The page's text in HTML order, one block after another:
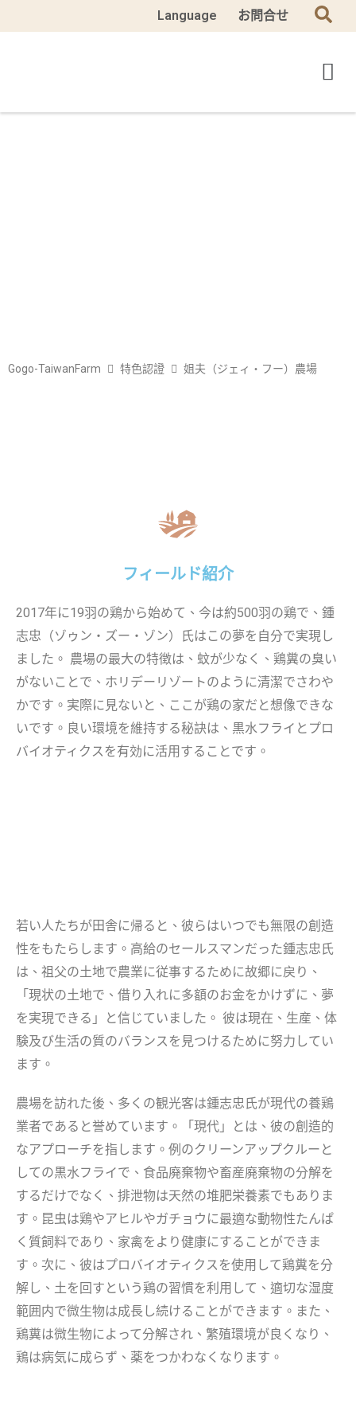
Language お問合せ
Gogo-TaiwanFarm 特色認證 姐夫（ジェィ・フー）農場
フィールド紹介
2017年に19羽の鶏から始めて、今は約500羽の鶏で、鍾
志忠（ゾゥン・ズー・ゾン）氏はこの夢を自分で実現し
ました。 農場の最大の特徴は、蚊が少なく、鶏糞の臭い
がないことで、ホリデーリゾートのように清潔でさわや
かです。実際に見ないと、ここが鶏の家だと想像できな
いです。良い環境を維持する秘訣は、黒水フライとプロ
バイオティクスを有効に活用することです。
若い人たちが田舎に帰ると、彼らはいつでも無限の創造
性をもたらします。高給のセールスマンだった鍾志忠氏
は、祖父の土地で農業に従事するために故郷に戻り、
「現状の土地で、借り入れに多額のお金をかけずに、夢
を実現できる」と信じていました。 彼は現在、生産、体
験及び生活の質のバランスを見つけるために努力してい
ます。
農場を訪れた後、多くの観光客は鍾志忠氏が現代の養鶏
業者であると誉めています。「現代」とは、彼の創造的
なアプローチを指します。例のクリーンアップクルーと
しての黒水フライで、食品廃棄物や畜産廃棄物の分解を
するだけでなく、排泄物は天然の堆肥栄養素でもありま
す。昆虫は鶏やアヒルやガチョウに最適な動物性たんぱ
く質飼料であり、家禽をより健康にすることができま
す。次に、彼はプロバイオティクスを使用して鶏糞を分
解し、土を回すという鶏の習慣を利用して、適切な湿度
範囲内で微生物は成長し続けることができます。また、
鶏糞は微生物によって分解され、繁殖環境が良くなり、
鶏は病気に成らず、薬をつかわなくなります。